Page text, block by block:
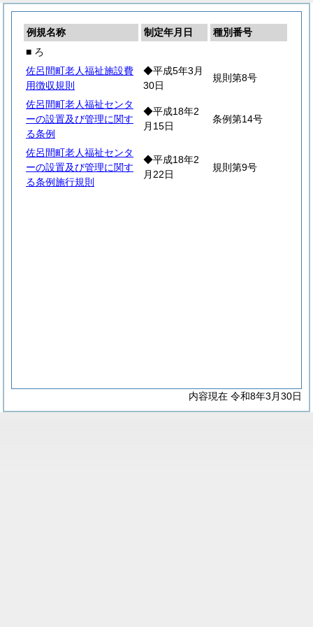
例規名称 制定年月日
種別番号
■ ろ
佐呂間町老人福祉施設費
用徴収規則
◆平成5年3月
30日
規則第8号
佐呂間町老人福祉センタ
ーの設置及び管理に関す
る条例
◆平成18年2
月15日
条例第14号
佐呂間町老人福祉センタ
ーの設置及び管理に関す
る条例施行規則
◆平成18年2
月22日
規則第9号
内容現在 令和8年3月30日